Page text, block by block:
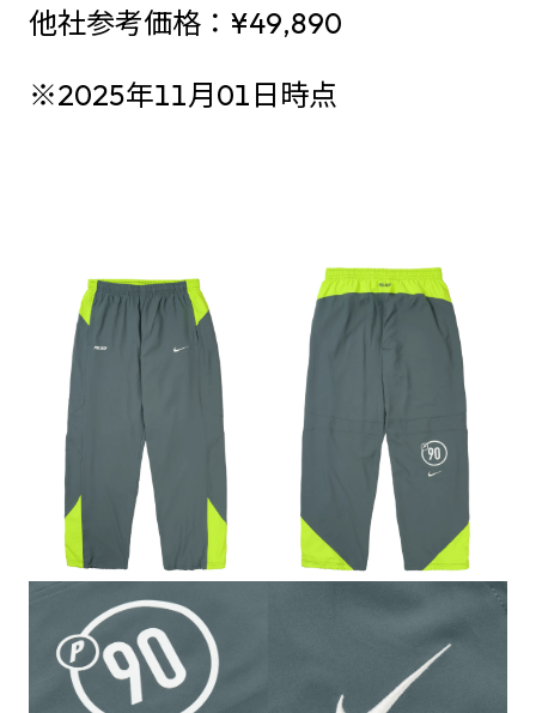
他社参考価格：¥49,890
※2025年11月01日時点